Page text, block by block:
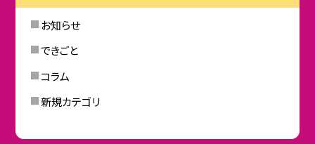
お知らせ
できごと
コラム
新規カテゴリ